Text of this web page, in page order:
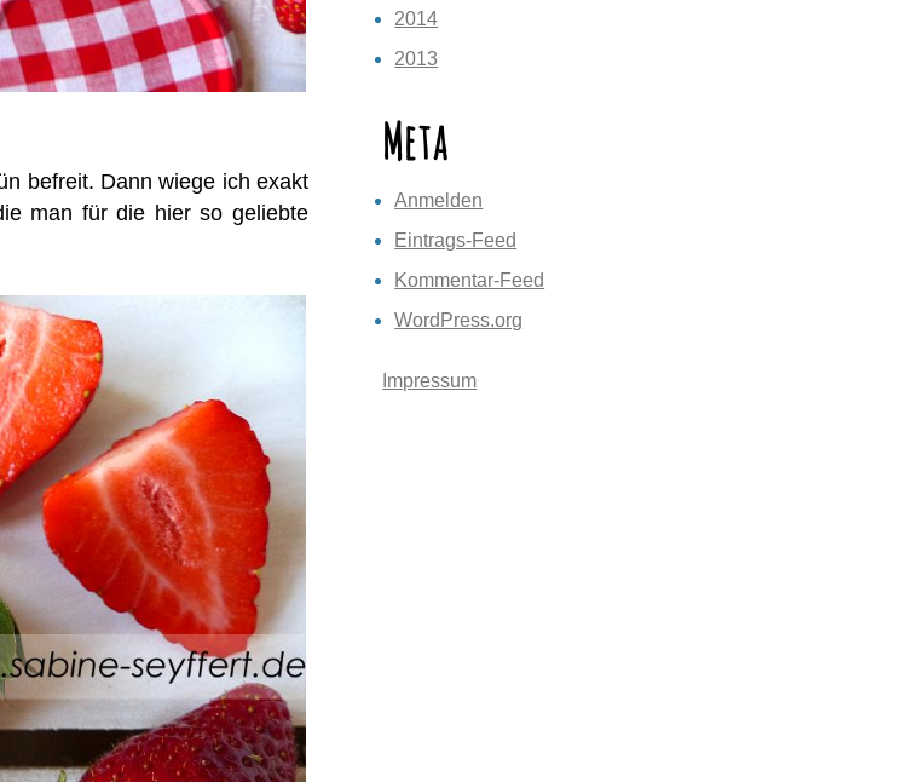
befreit. Dann wiege ich exakt
man für die hier so geliebte
2014
2013
Meta
Anmelden
Eintrags-Feed
Kommentar-Feed
WordPress.org
Impressum